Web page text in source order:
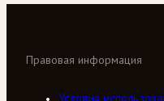
Правовая информация